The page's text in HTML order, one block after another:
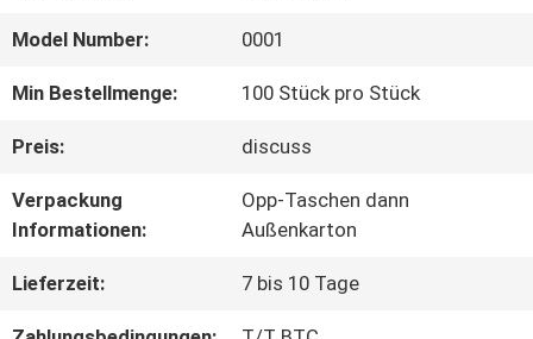
QUALITÄTSKONTROLLE
TRETEN
SIE
MIT
Model Number: 0001
Min Bestellmenge: 100 Stück pro Stück
Preis: discuss
Verpackung
Informationen:
Opp-Taschen dann
Außenkarton
Lieferzeit: 7 bis 10 Tage